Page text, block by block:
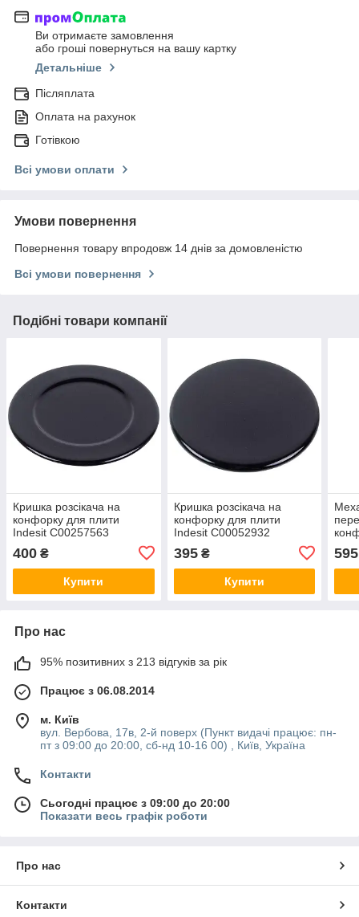
Ви отримаєте замовлення
або гроші повернуться на вашу картку
Детальніше
Післяплата
Оплата на рахунок
Готівкою
Всі умови оплати
Умови повернення
Повернення товару впродовж 14 днів за домовленістю
Всі умови повернення
Подібні товари компанії
Кришка розсікача на
конфорку для плити
Indesit C00257563
400 ₴
Купити
Кришка розсікача на
конфорку для плити
Indesit C00052932
395₴
Купити
595
Про нас
95% позитивних з 213 відгуків за рік
Працює з 06.08.2014
м. Київ
вул. Вербова, 17в, 2-й поверх (Пункт видачі працює: пн-
пт з 09:00 до 20:00, сб-нд 10-16 00) , Київ, Україна
Контакти
Сьогодні працює з 09:00 до 20:00
Показати весь графік роботи
Про нас
Контакти